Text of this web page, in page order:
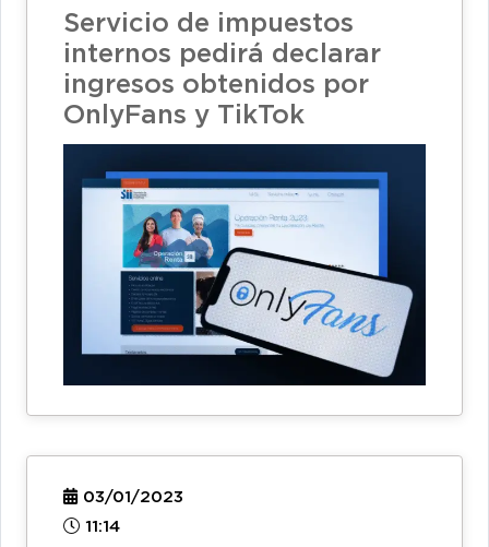
Servicio de impuestos
internos pedirá declarar
ingresos obtenidos por
OnlyFans y TikTok
03/01/2023
11:14